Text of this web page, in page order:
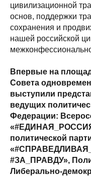
цивилизационной
основ, поддержки
сохранения и
нашей российской
Впервые на
Совета
выступили
ведущих
Федерации:
политической
#ЗА_ПРАВДУ»,
Либерально-